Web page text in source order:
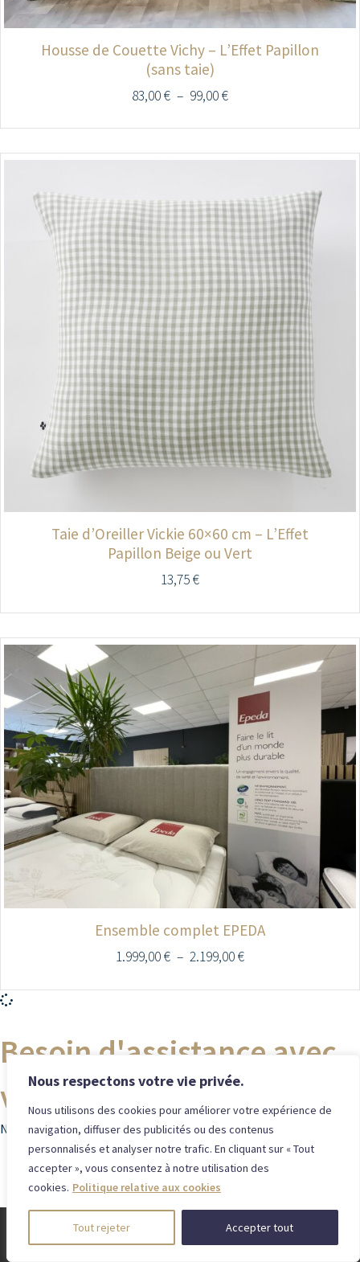
Nous respectons votre vie privée.
Nous utilisons des cookies pour améliorer votre expérience de
navigation, diffuser des publicités ou des contenus
personnalisés et analyser notre trafic. En cliquant sur « Tout
accepter », vous consentez à notre utilisation des
cookies. Politique relative aux cookies
Tout rejeter Accepter tout
Housse de Couette Vichy – L’Effet Papillon
(sans taie)
83,00€ – 99,00€
Taie d’Oreiller Vickie 60×60 cm – L’Effet
Papillon Beige ou Vert
13,75€
Ensemble complet EPEDA
1.999,00€ – 2.199,00€
Besoin d'assistance avec
votre commande ?
Notre équipe est disponible pour répondre à vos questions !
Le Petit
LÉGAL